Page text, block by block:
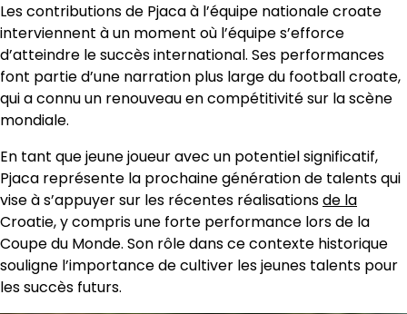
Les contributions de Pjaca à l’équipe nationale croate
interviennent à un moment où l’équipe s’efforce
d’atteindre le succès international. Ses performances
font partie d’une narration plus large du football croate,
qui a connu un renouveau en compétitivité sur la scène
mondiale.
En tant que jeune joueur avec un potentiel significatif,
Pjaca représente la prochaine génération de talents qui
vise à s’appuyer sur les récentes réalisationsde la
Croatie, y compris une forte performance lors de la
Coupe du Monde. Son rôle dans ce contexte historique
souligne l’importance de cultiver les jeunes talents pour
les succès futurs.